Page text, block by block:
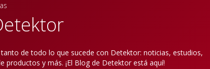
de todo lo que sucede con Detektor: noticias, estudios,
productos y más. ¡El Blog de Detektor está aquí!